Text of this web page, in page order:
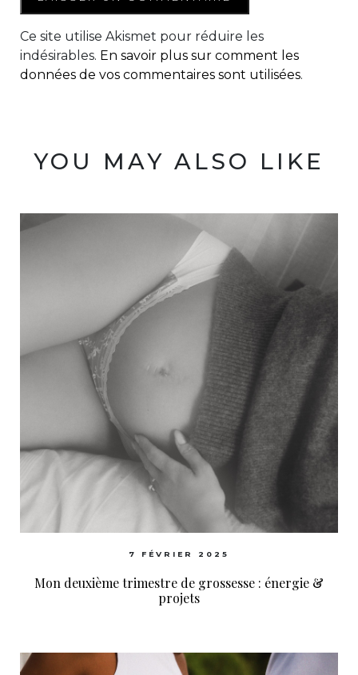
Ce site utilise Akismet pour réduire les
indésirables. En savoir plus sur comment les
données de vos commentaires sont utilisées.
YOU MAY ALSO LIKE
7 FÉVRIER 2025
Mon deuxième trimestre de grossesse : énergie &
projets